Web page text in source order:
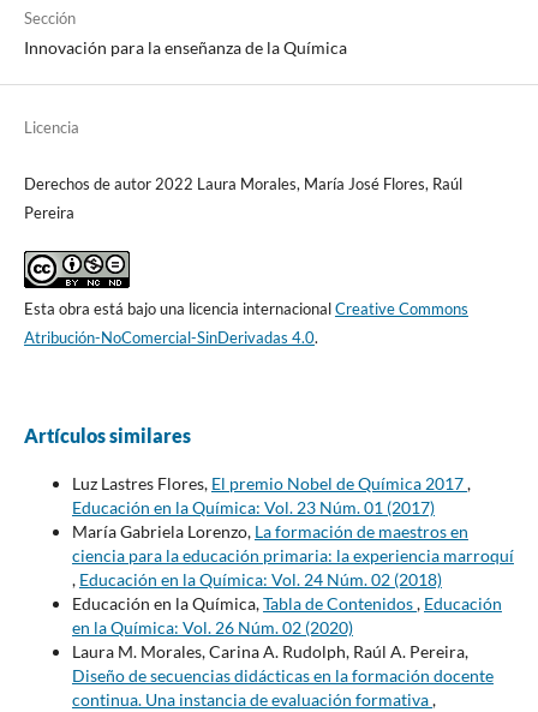
Sección
Innovación para la enseñanza de la Química
Licencia
Derechos de autor 2022 Laura Morales, María José Flores, Raúl
Pereira
Esta obra está bajo una licencia internacionalCreative Commons
Atribución-NoComercial-SinDerivadas 4.0.
Artículos similares
Luz Lastres Flores, El premio Nobel de Química 2017,
Educación en la Química: Vol. 23 Núm. 01 (2017)
María Gabriela Lorenzo, La formación de maestros en
ciencia para la educación primaria: la experiencia marroquí
, Educación en la Química: Vol. 24 Núm. 02 (2018)
Educación en la Química,Tabla de Contenidos, Educación
en la Química: Vol. 26 Núm. 02 (2020)
Laura M. Morales, Carina A. Rudolph, Raúl A. Pereira,
Diseño de secuencias didácticas en la formación docente
continua. Una instancia de evaluación formativa,